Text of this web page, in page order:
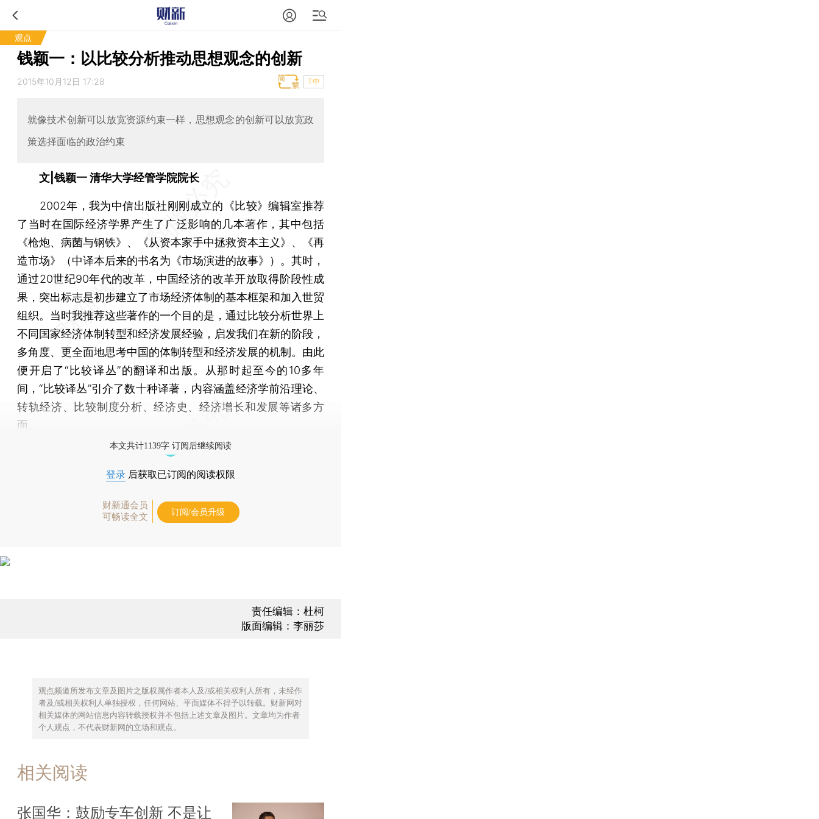
观点
钱颖一：以比较分析推动思想观念的创新
2015年10月12日 17:28 T中
就像技术创新可以放宽资源约束一样，思想观念的创新可以放宽政
策选择面临的政治约束
文|钱颖一 清华大学经管学院院长
2002年，我为中信出版社刚刚成立的《比较》编辑室推荐
了当时在国际经济学界产生了广泛影响的几本著作，其中包括
《枪炮、病菌与钢铁》、《从资本家手中拯救资本主义》、《再
造市场》（中译本后来的书名为《市场演进的故事》）。其时，
通过20世纪90年代的改革，中国经济的改革开放取得阶段性成
果，突出标志是初步建立了市场经济体制的基本框架和加入世贸
组织。当时我推荐这些著作的一个目的是，通过比较分析世界上
不同国家经济体制转型和经济发展经验，启发我们在新的阶段，
多角度、更全面地思考中国的体制转型和经济发展的机制。由此
便开启了“比较译丛”的翻译和出版。从那时起至今的10多年
间，“比较译丛”引介了数十种译著，内容涵盖经济学前沿理论、
转轨经济、比较制度分析、经济史、经济增长和发展等诸多方
面。
本文共计1139字 订阅后继续阅读
登录 后获取已订阅的阅读权限
财新通会员
可畅读全文
订阅/会员升级
责任编辑：杜柯
版面编辑：李丽莎
观点频道所发布文章及图片之版权属作者本人及/或相关权利人所有，未经作
者及/或相关权利人单独授权，任何网站、平面媒体不得予以转载。财新网对
相关媒体的网站信息内容转载授权并不包括上述文章及图片。文章均为作者
个人观点，不代表财新网的立场和观点。
相关阅读
张国华：鼓励专车创新 不是让